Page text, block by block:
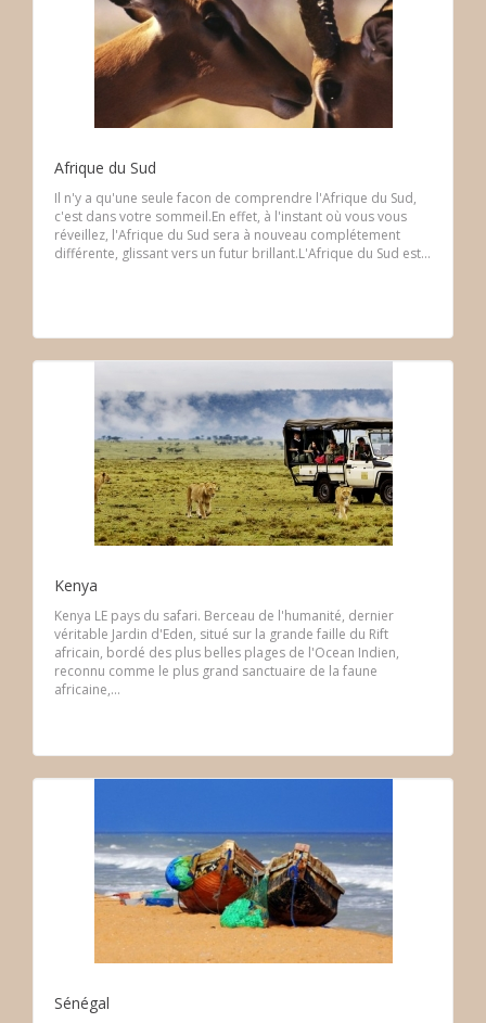
Afrique du Sud
Il n'y a qu'une seule facon de comprendre l'Afrique du Sud,
c'est dans votre sommeil.En effet, à l'instant où vous vous
réveillez, l'Afrique du Sud sera à nouveau complétement
différente, glissant vers un futur brillant.L'Afrique du Sud est...
Kenya
Kenya LE pays du safari. Berceau de l'humanité, dernier
véritable Jardin d'Eden, situé sur la grande faille du Rift
africain, bordé des plus belles plages de l'Ocean Indien,
reconnu comme le plus grand sanctuaire de la faune
africaine,...
Sénégal